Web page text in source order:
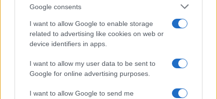
Google consents
I want to allow Google to enable storage
related to advertising like cookies on web or
device identifiers in apps.
I want to allow my user data to be sent to
Google for online advertising purposes.
I want to allow Google to send me
2000 /2000
Υποβολή σχολίου
Lifestyle